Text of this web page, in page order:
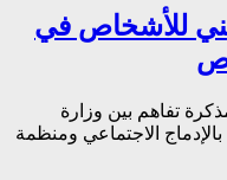
للأشخاص في
تفاهم بين وزارة
بالإدماج الاجتماعي ومنظمة